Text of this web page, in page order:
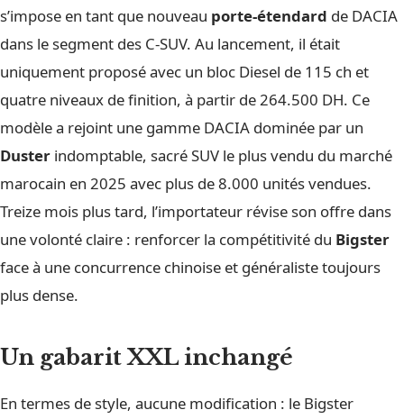
s’impose en tant que nouveau porte-étendard de DACIA
dans le segment des C-SUV. Au lancement, il était
uniquement proposé avec un bloc Diesel de 115 ch et
quatre niveaux de finition, à partir de 264.500 DH. Ce
modèle a rejoint une gamme DACIA dominée par un
Duster indomptable, sacré SUV le plus vendu du marché
marocain en 2025 avec plus de 8.000 unités vendues.
Treize mois plus tard, l’importateur révise son offre dans
une volonté claire : renforcer la compétitivité du Bigster
face à une concurrence chinoise et généraliste toujours
plus dense.
Un gabarit XXL inchangé
En termes de style, aucune modification : le Bigster